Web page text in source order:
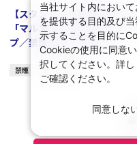
【スタンダード■2食付きバ
「マルスコイ」でフリード
プ／禁煙(2名～5名1室)
禁煙 夕・朝食付
当社サイト内におい
を提供する目的及び
示することを目的に
Cookieの使用に同意
択してください。詳し
ご確認ください。
同意しな